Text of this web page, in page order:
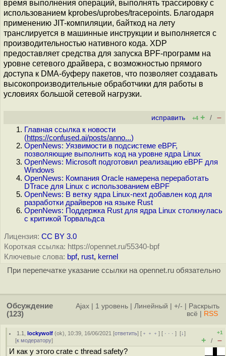
время выполнения операций, выполнять трассировку с
использованием kprobes/uprobes/tracepoints. Благодаря
применению JIT-компиляции, байткод на лету
транслируется в машинные инструкции и выполняется с
производительностью нативного кода. XDP
предоставляет средства для запуска BPF-программ на
уровне сетевого драйвера, с возможностью прямого
доступа к DMA-буферу пакетов, что позволяет создавать
высокопроизводительные обработчики для работы в
условиях большой сетевой нагрузки.
исправить +4 + / –
Главная ссылка к новости
(https://confused.ai/posts/anno...)
OpenNews: Уязвимости в подсистеме eBPF,
позволяющие выполнить код на уровне ядра Linux
OpenNews: Microsoft подготовил реализацию eBPF для
Windows
OpenNews: Компания Oracle намерена переработать
DTrace для Linux с использованием eBPF
OpenNews: В ветку ядра Linux-next добавлен код для
разработки драйверов на языке Rust
OpenNews: Поддержка Rust для ядра Linux столкнулась
с критикой Торвальдса
Лицензия: CC BY 3.0
Короткая ссылка: https://opennet.ru/55340-bpf
Ключевые слова: bpf, rust, kernel
При перепечатке указание ссылки на opennet.ru обязательно
Обсуждение
(123)
Ajax 1 уровень Линейный +/-
Раскрыть
всё
RSS
1.1 ,lockywolf (ok), 10:39, 16/06/2021 [ответить] [ ﹢﹢﹢] [ · · ·][↓]
[к модератору]
+1
+ / –
И как у этого crate с thread safety?